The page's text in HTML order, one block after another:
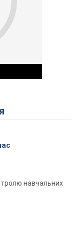
навчальних